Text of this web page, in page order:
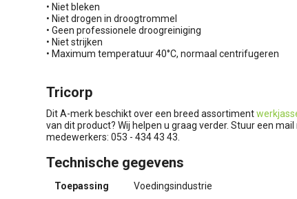
• Niet bleken
• Niet drogen in droogtrommel
• Geen professionele droogreiniging
• Niet strijken
• Maximum temperatuur 40°C, normaal centrifugeren
Tricorp
Dit A-merk beschikt over een breed assortiment
van dit product? Wij helpen u graag verder. Stuur een mail
medewerkers: 053 - 434 43 43.
Technische gegevens
Toepassing Voedingsindustrie